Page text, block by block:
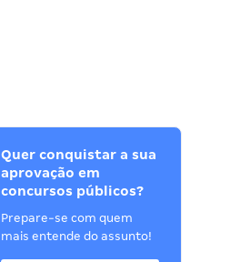
Quer conquistar a sua
aprovação em
concursos públicos?
Prepare-se com quem
mais entende do assunto!